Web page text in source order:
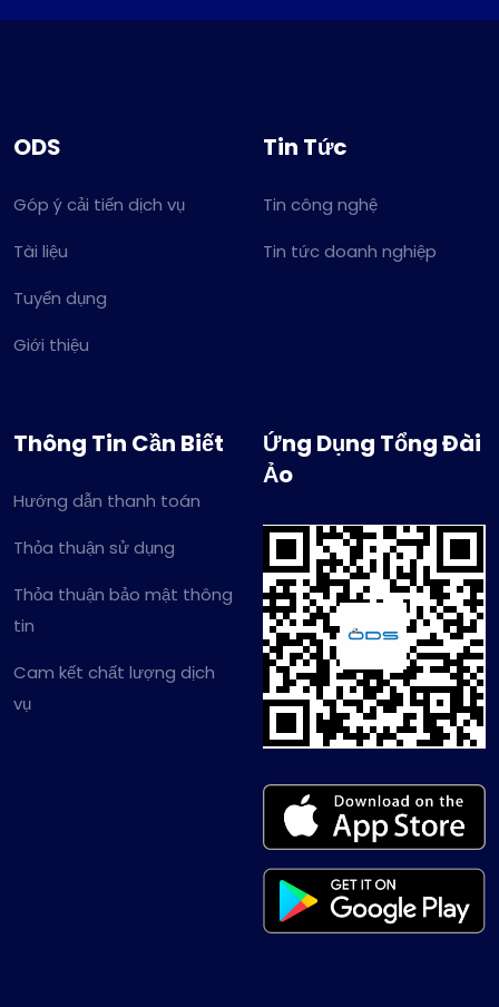
ODS
Góp ý cải tiến dịch vụ
Tài liệu
Tuyển dụng
Giới thiệu
Tin Tức
Tin công nghệ
Tin tức doanh nghiệp
Thông Tin Cần Biết
Hướng dẫn thanh toán
Thỏa thuận sử dụng
Thỏa thuận bảo mật thông
tin
Cam kết chất lượng dịch
vụ
Ứng Dụng Tổng Đài
Ảo